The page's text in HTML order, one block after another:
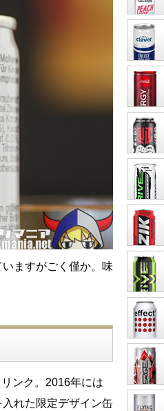
ますがごく僅か。味
ンク。2016年には
れた限定デザイン缶